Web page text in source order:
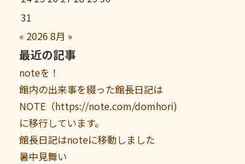
31
« 20268月 »
最近の記事
noteを！
館内の出来事を綴った館長日記は
NOTE（https://note.com/domhori)
に移行しています。
館長日記はnoteに移動しました
暑中見舞い